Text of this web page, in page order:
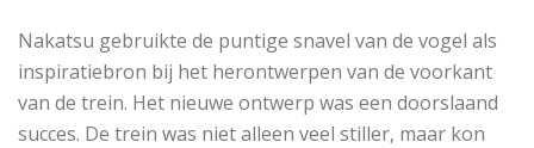
Nakatsu gebruikte de puntige snavel van de vogel als
inspiratiebron bij het herontwerpen van de voorkant
van de trein. Het nieuwe ontwerp was een doorslaand
succes. De trein was niet alleen veel stiller, maar kon